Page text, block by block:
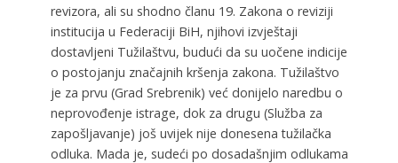
revizora, ali su shodno članu 19. Zakona o reviziji
institucija u Federaciji BiH, njihovi izvještaji
dostavljeni Tužilaštvu, budući da su uočene indicije
o postojanju značajnih kršenja zakona. Tužilaštvo
je za prvu (Grad Srebrenik) već donijelo naredbu o
neprovođenje istrage, dok za drugu (Služba za
zapošljavanje) još uvijek nije donesena tužilačka
odluka. Mada je, sudeći po dosadašnjim odlukama